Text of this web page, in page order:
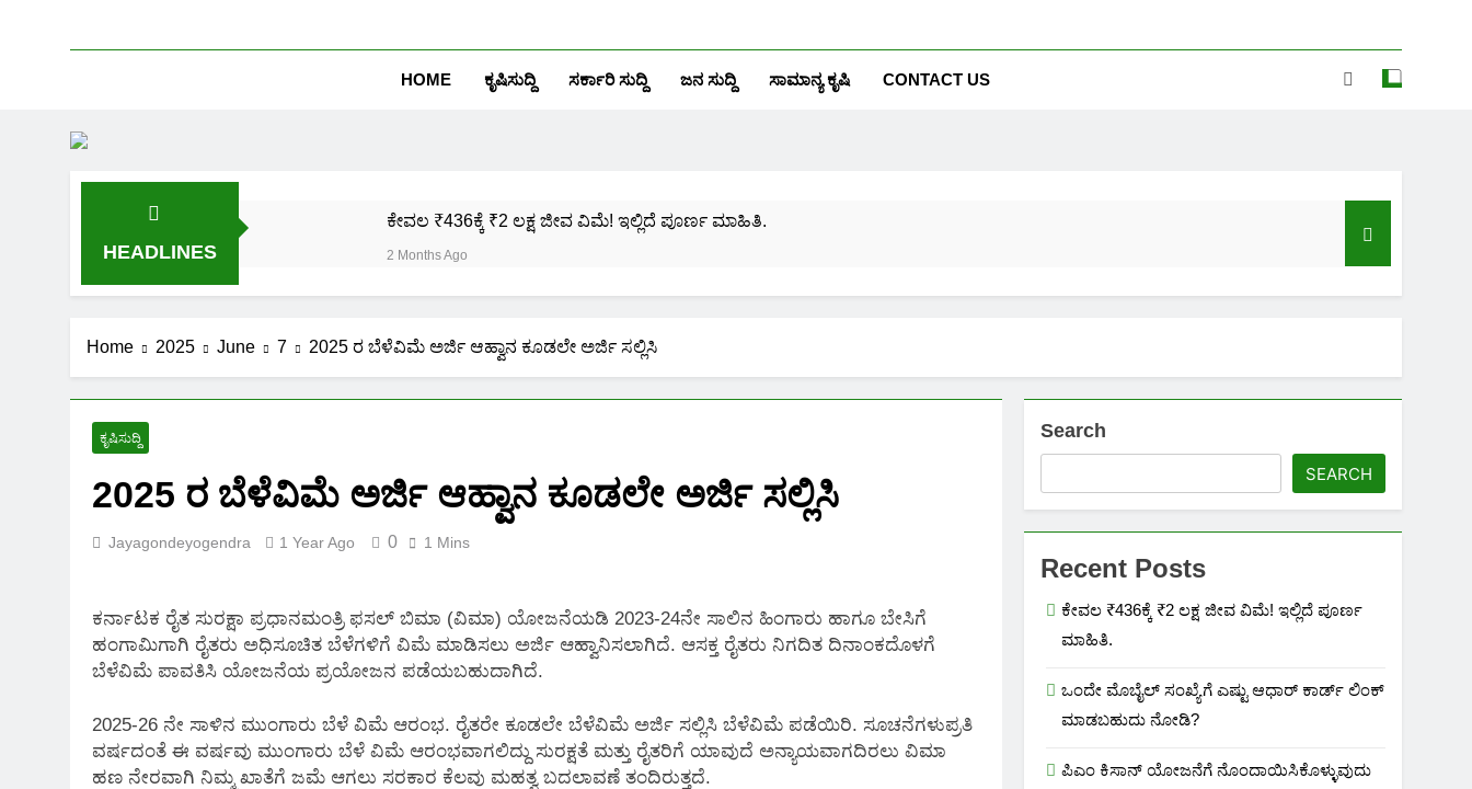
HOME ಕೃಷಿಸುದ್ದಿ ಸರ್ಕಾರಿ ಸುದ್ದಿ ಜನ ಸುದ್ದಿ ಸಾಮಾನ್ಯ ಕೃಷಿ CONTACT US
HEADLINES
ಕೇವಲ ₹436ಕ್ಕೆ ₹2 ಲಕ್ಷ ಜೀವ ವಿಮೆ! ಇಲ್ಲಿದೆ ಪೂರ್ಣ ಮಾಹಿತಿ.
2 Months Ago
ಪಿಎಂ ಕಿಸಾನ್ ಯೋಜನೆಗೆ ನೊಂದಾಯಿಸಿಕೊಳ್ಳುವುದು ಹೇಗೆ?
ಜಾತಿ, ಆದಾಯ ಪ್ರಮಾಣ ಪತ್ರ ಬರೀ 40 ರೂ.ಗಳಿಗೆ ನಿಮ್ಮ ಪಂಚಾಯ್ತಿಯಲ್ಲೇ ಪಡೆಯಿರಿ!
2 Months Ago
ನಿಮ್ಮ ಆಧಾರ್ ಕಾರ್ಡ್‌ಗೆ ಎಷ್ಟು ಮೊಬೈಲ್ ನಂಬರ ಲಿಂಕ್ ಇದೆ ಗೊತ್ತಾ!
Home 2025 June 7 2025 ರ ಬೆಳೆವಿಮೆ ಅರ್ಜಿ ಆಹ್ವಾನ ಕೂಡಲೇ ಅರ್ಜಿ ಸಲ್ಲಿಸಿ
ಕೃಷಿಸುದ್ದಿ
2025 ರ ಬೆಳೆವಿಮೆ ಅರ್ಜಿ ಆಹ್ವಾನ ಕೂಡಲೇ ಅರ್ಜಿ ಸಲ್ಲಿಸಿ
Jayagondeyogendra 1 Year Ago 0 1 Mins
ಕರ್ನಾಟಕ ರೈತ ಸುರಕ್ಷಾ ಪ್ರಧಾನಮಂತ್ರಿ ಫಸಲ್ ಬಿಮಾ (ವಿಮಾ) ಯೋಜನೆಯಡಿ 2023-24ನೇ ಸಾಲಿನ ಹಿಂಗಾರು ಹಾಗೂ ಬೇಸಿಗೆ
ಹಂಗಾಮಿಗಾಗಿ ರೈತರು ಅಧಿಸೂಚಿತ ಬೆಳೆಗಳಿಗೆ ವಿಮೆ ಮಾಡಿಸಲು ಅರ್ಜಿ ಆಹ್ವಾನಿಸಲಾಗಿದೆ. ಆಸಕ್ತ ರೈತರು ನಿಗದಿತ ದಿನಾಂಕದೊಳಗೆ
ಬೆಳೆವಿಮೆ ಪಾವತಿಸಿ ಯೋಜನೆಯ ಪ್ರಯೋಜನ ಪಡೆಯಬಹುದಾಗಿದೆ.
2025-26 ನೇ ಸಾಳಿನ ಮುಂಗಾರು ಬೆಳೆ ವಿಮೆ ಆರಂಭ. ರೈತರೇ ಕೂಡಲೇ ಬೆಳೆವಿಮೆ ಅರ್ಜಿ ಸಲ್ಲಿಸಿ ಬೆಳೆವಿಮೆ ಪಡೆಯಿರಿ. ಸೂಚನೆಗಳುಪ್ರತಿ
ವರ್ಷದಂತೆ ಈ ವರ್ಷವು ಮುಂಗಾರು ಬೆಳೆ ವಿಮೆ ಆರಂಭವಾಗಲಿದ್ದು ಸುರಕ್ಷತೆ ಮತ್ತು ರೈತರಿಗೆ ಯಾವುದೆ ಅನ್ಯಾಯವಾಗದಿರಲು ವಿಮಾ
ಹಣ ನೇರವಾಗಿ ನಿಮ್ಮ ಖಾತೆಗೆ ಜಮೆ ಆಗಲು ಸರಕಾರ ಕೆಲವು ಮಹತ್ವ ಬದಲಾವಣೆ ತಂದಿರುತ್ತದೆ.
Search
SEARCH
Recent Posts
ಕೇವಲ ₹436ಕ್ಕೆ ₹2 ಲಕ್ಷ ಜೀವ ವಿಮೆ! ಇಲ್ಲಿದೆ ಪೂರ್ಣ
ಮಾಹಿತಿ.
ಒಂದೇ ಮೊಬೈಲ್ ಸಂಖ್ಯೆಗೆ ಎಷ್ಟು ಆಧಾರ್ ಕಾರ್ಡ್ ಲಿಂಕ್
ಮಾಡಬಹುದು ನೋಡಿ?
ಪಿಎಂ ಕಿಸಾನ್ ಯೋಜನೆಗೆ ನೊಂದಾಯಿಸಿಕೊಳ್ಳುವುದು